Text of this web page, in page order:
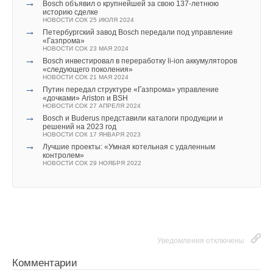
→
Bosch объявил о крупнейшей за свою 137-летнюю
историю сделке
НОВОСТИ СОК 25 ИЮЛЯ 2024
→
Петербургский завод Bosch передали под управление
«Газпрома»
НОВОСТИ СОК 23 МАЯ 2024
→
Bosch инвестировал в переработку li-ion аккумуляторов
«следующего поколения»
НОВОСТИ СОК 21 МАЯ 2024
→
Путин передал структуре «Газпрома» управление
«дочками» Ariston и BSH
НОВОСТИ СОК 27 АПРЕЛЯ 2024
→
Bоsch и Buderus представили каталоги продукции и
решений на 2023 год
НОВОСТИ СОК 17 ЯНВАРЯ 2023
→
Лучшие проекты: «Умная котельная с удаленным
контролем»
НОВОСТИ СОК 29 НОЯБРЯ 2022
Уведомления отключены
Комментарии
Комментарии
В этой теме еще нет комментариев
Добавить комментарий
Ваше имя *
Новая система управления Logamatic WPM400 K
НОВОСТИ СОК 20 ИЮЛЯ 2026
Еще одна новинка на R290
НОВОСТИ СОК 23 ИЮНЯ 2026
LaggarTT на стенде Минпромторга России на выставке
«Иннопром»
НОВОСТИ СОК 11 ИЮЛЯ 2025
Bоsch и Buderus представили каталоги продукции и
решений на 2023 год
НОВОСТИ СОК 17 ЯНВАРЯ 2023
Лучшие проекты: «Умная котельная с удаленным
контролем»
НОВОСТИ СОК 29 НОЯБРЯ 2022
Новый напольный конденсационный котел Buderus
Logano Plus KB472
НОВОСТИ СОК 6 СЕНТЯБРЯ 2022
Великолепная сотня: оборудование брендов Bosch и
Buderus признано лучшим
Расширенная гарантия на конденсационные котлы
→ Примите участие в опросе и выиграйте testo 510
НОВОСТИ СОК 6 ОКТЯБРЯ 2020
Уведомления отключены
Комментарии
В этой теме еще нет комментариев